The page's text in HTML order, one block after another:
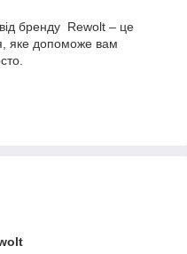
бренду Rewolt – це
яке допоможе вам